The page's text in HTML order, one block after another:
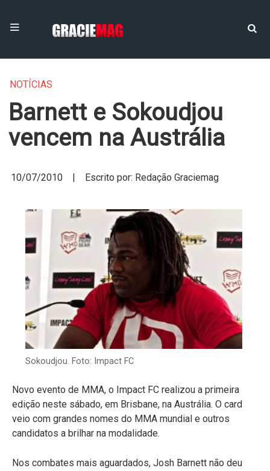
NOTÍCIAS
Barnett e Sokoudjou
vencem na Austrália
10/07/2010 | Escrito por: Redação Graciemag
Sokoudjou. Foto: Impact FC
Novo evento de MMA, o Impact FC realizou a primeira
edição neste sábado, em Brisbane, na Austrália. O card
veio com grandes nomes do MMA mundial e outros
candidatos a brilhar na modalidade.
Nos combates mais aguardados, Josh Barnett não deu